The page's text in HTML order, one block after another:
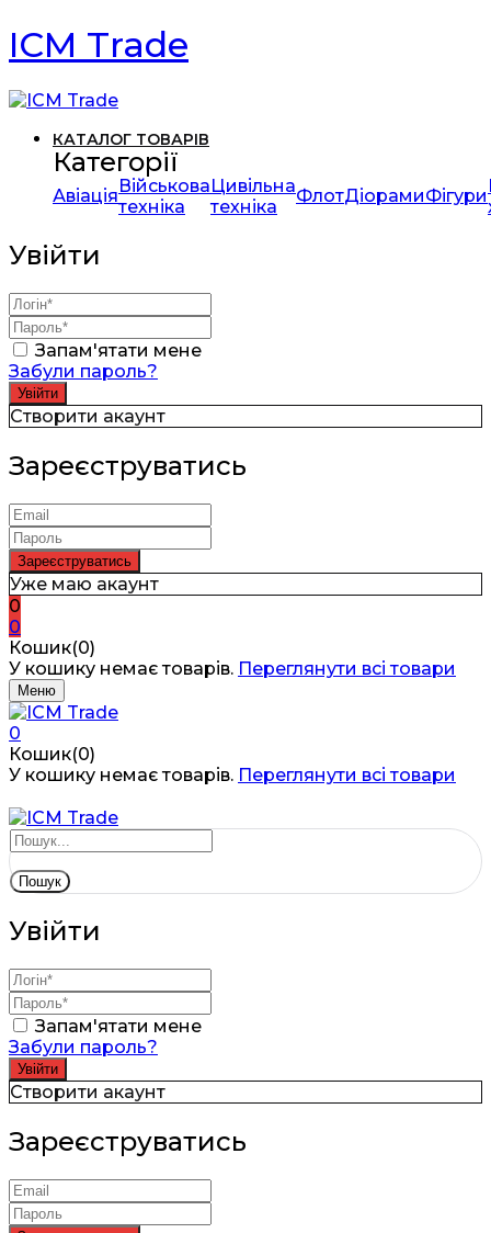
ICM Trade
КАТАЛОГ ТОВАРІВ
Категорії
АвіаціяВійськова
техніка
Цивільна
техніка
ФлотДіорамиФігури
Увійти
Запам'ятати мене
Забули пароль?
Створити акаунт
Зареєструватись
Уже маю акаунт
0
0
Кошик(0)
У кошику немає товарів. Переглянути всі товари
Меню
0
Кошик(0)
У кошику немає товарів. Переглянути всі товари
Пошук
Увійти
Запам'ятати мене
Забули пароль?
Створити акаунт
Зареєструватись